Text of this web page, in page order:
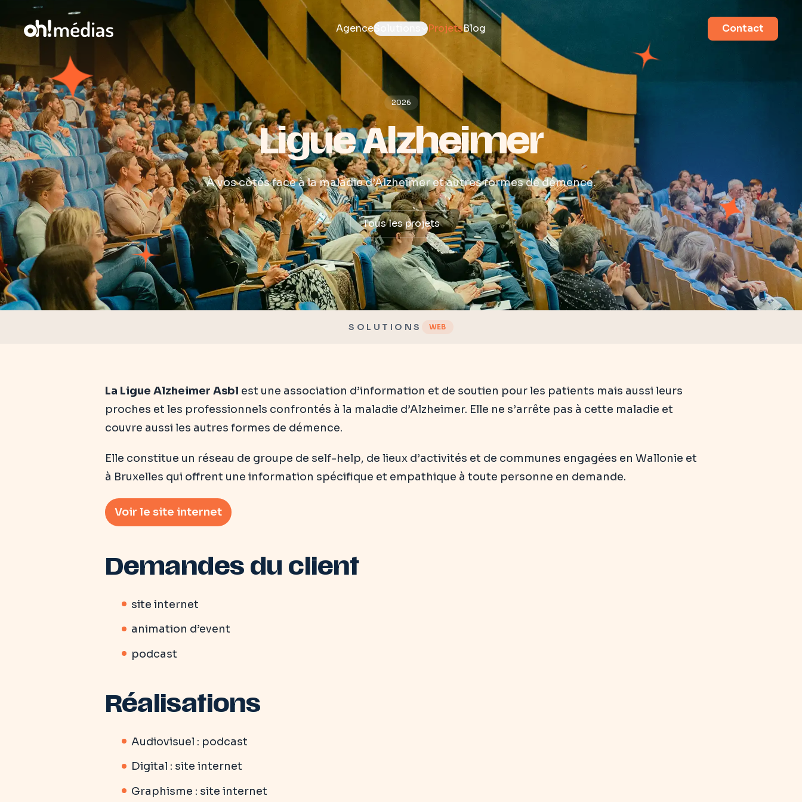
AgenceSolutions ProjetsBlog Contact
2026
Ligue Alzheimer
À vos côtés face à la maladie d’Alzheimer et autres formes de démence.
Tous les projets
SOLUTIONS WEB
La Ligue Alzheimer Asbl est une association d’information et de soutien pour les patients mais aussi leurs
proches et les professionnels confrontés à la maladie d’Alzheimer. Elle ne s’arrête pas à cette maladie et
couvre aussi les autres formes de démence.
Elle constitue un réseau de groupe de self-help, de lieux d’activités et de communes engagées en Wallonie et
à Bruxelles qui offrent une information spécifique et empathique à toute personne en demande.
Voir le site internet
Demandes du client
site internet
animation d’event
podcast
Réalisations
Audiovisuel : podcast
Digital : site internet
Graphisme : site internet